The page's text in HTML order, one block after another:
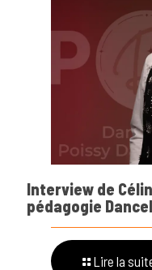
Interview de
pédagogie
Lire la